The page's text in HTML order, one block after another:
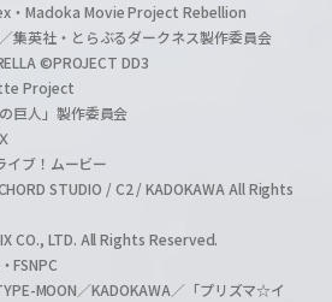
・Madoka Movie Project Rebellion
集英社・とらぶるダークネス製作委員会
©PROJECT DD3
Project
巨人」製作委員会
ブ！ムービー
STUDIO / C2 / KADOKAWA All Rights
CO., LTD. All Rights Reserved.
FSNPC
MOON／KADOKAWA／「プリズマ☆イ